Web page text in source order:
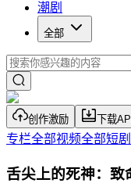
潮剧
全部
创作激励 下载
专栏全部视频全部短剧
舌尖上的死神：致